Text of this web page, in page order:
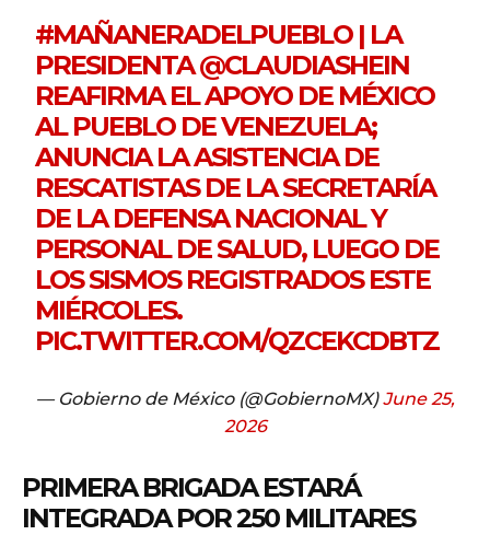
#MAÑANERADELPUEBLO| LA
PRESIDENTA@CLAUDIASHEIN
REAFIRMA EL APOYO DE MÉXICO
AL PUEBLO DE VENEZUELA;
ANUNCIA LA ASISTENCIA DE
RESCATISTAS DE LA SECRETARÍA
DE LA DEFENSA NACIONAL Y
PERSONAL DE SALUD, LUEGO DE
LOS SISMOS REGISTRADOS ESTE
MIÉRCOLES.
PIC.TWITTER.COM/QZCEKCDBTZ
— Gobierno de México (@GobiernoMX)June 25,
2026
PRIMERA BRIGADA ESTARÁ
INTEGRADA POR 250 MILITARES